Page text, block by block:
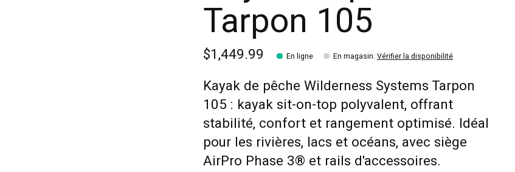
Tarpon 105
$1,449.99 En ligne En magasin: Vérifier la disponibilité
Kayak de pêche Wilderness Systems Tarpon
105 : kayak sit-on-top polyvalent, offrant
stabilité, confort et rangement optimisé. Idéal
pour les rivières, lacs et océans, avec siège
AirPro Phase 3® et rails d'accessoires.